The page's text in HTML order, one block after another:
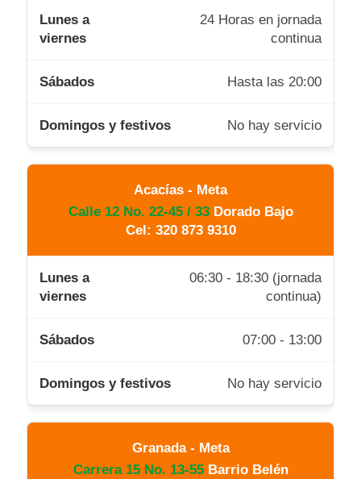
24 Horas en jornada
continua
Hasta las 20:00
No hay servicio
Acacías - Meta
Calle 12 No. 22-45 / 33Dorado Bajo
Cel: 320 873 9310
06:30 - 18:30 (jornada
continua)
07:00 - 13:00
No hay servicio
Granada - Meta
Carrera 15 No. 13-55Barrio Belén